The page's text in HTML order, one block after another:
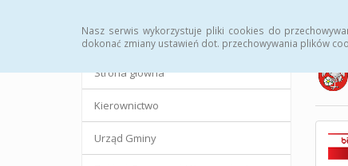
Nasz serwis wykorzystuje pliki cookies do
dokonać zmiany ustawień dot. przechowywania plików
Strona główna
Kierownictwo
Urząd Gminy